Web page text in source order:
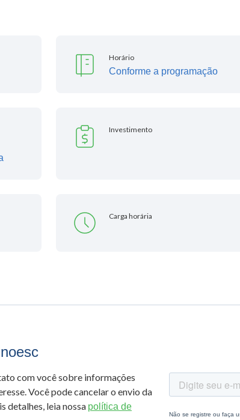
Horário
Conforme a programação
Investimento
Carga horária
com você sobre informações
Você pode cancelar o envio da
detalhes, leia nossa política de